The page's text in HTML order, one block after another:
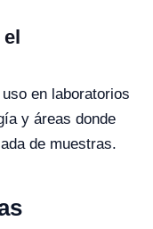
en laboratorios
y áreas donde
de muestras.